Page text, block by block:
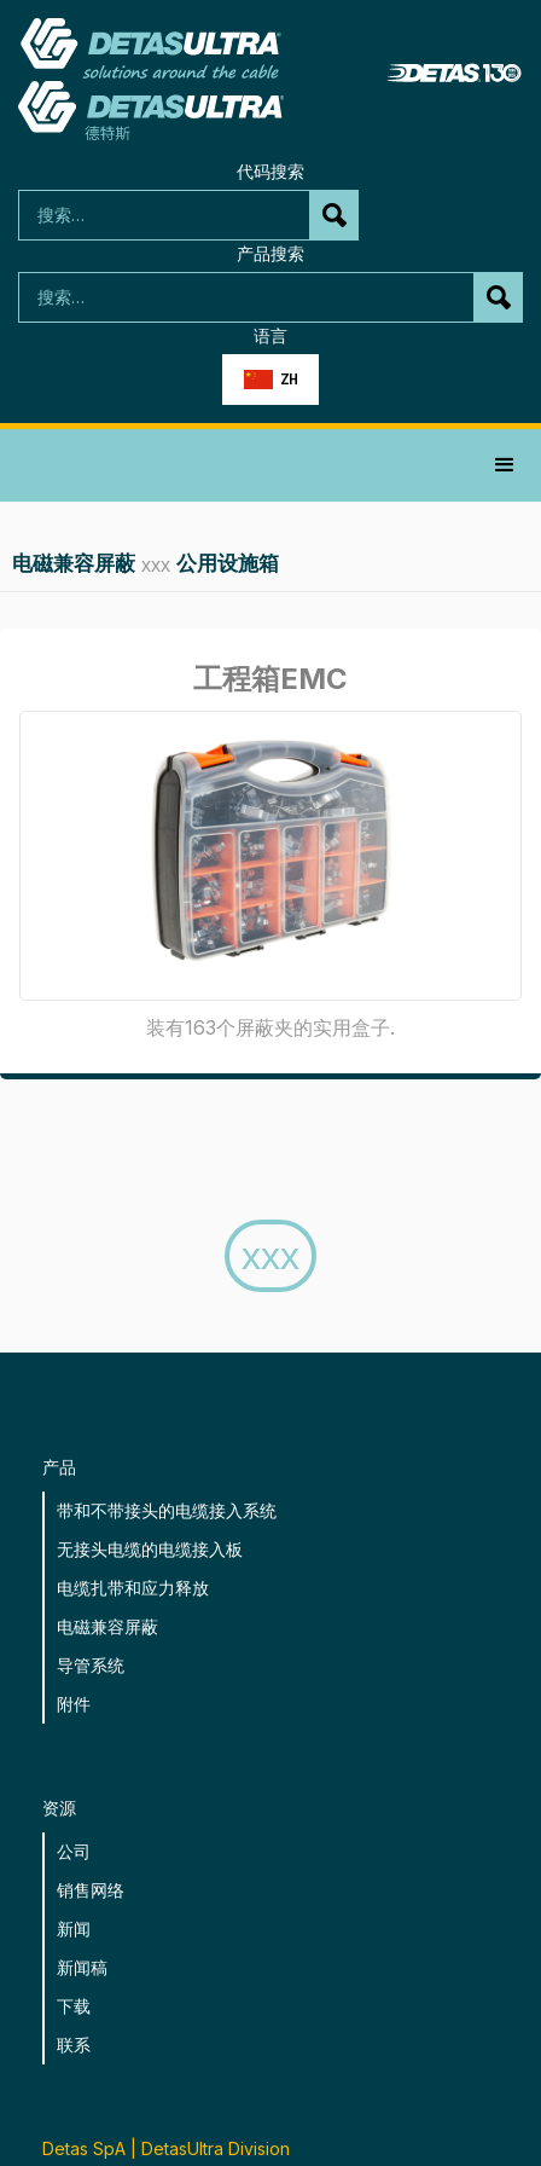
代码搜索
产品搜索
语言
ZH
电磁兼容屏蔽 xxx 公用设施箱
工程箱EMC
装有163个屏蔽夹的实用盒子.
xxx
产品
带和不带接头的电缆接入系统
无接头电缆的电缆接入板
电缆扎带和应力释放
电磁兼容屏蔽
导管系统
附件
资源
公司
销售网络
新闻
新闻稿
下载
联系
Detas SpA | DetasUltra Division